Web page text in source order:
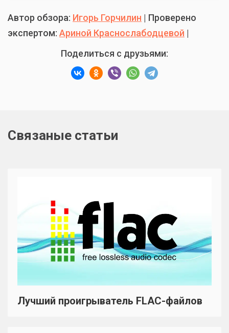
Автор обзора: Игорь Горчилин | Проверено
экспертом: Ариной Краснослабодцевой |
Поделиться с друзьями:
Связаные статьи
Лучший проигрыватель FLAC-файлов